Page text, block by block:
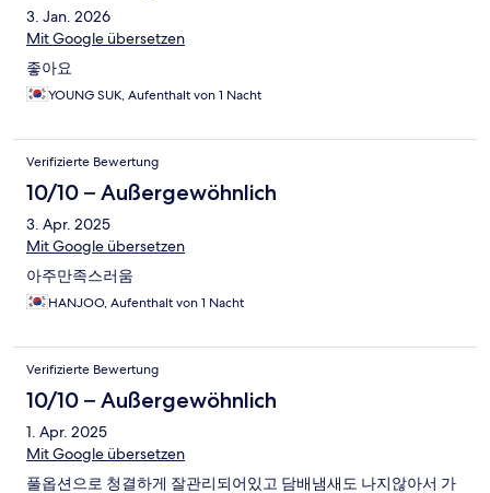
3. Jan. 2026
Mit Google übersetzen
좋아요
YOUNG SUK, Aufenthalt von 1 Nacht
Verifizierte Bewertung
10/10 – Außergewöhnlich
3. Apr. 2025
Mit Google übersetzen
아주만족스러움
HANJOO, Aufenthalt von 1 Nacht
Verifizierte Bewertung
10/10 – Außergewöhnlich
1. Apr. 2025
Mit Google übersetzen
풀옵션으로 청결하게 잘관리되어있고 담배냄새도 나지않아서 가